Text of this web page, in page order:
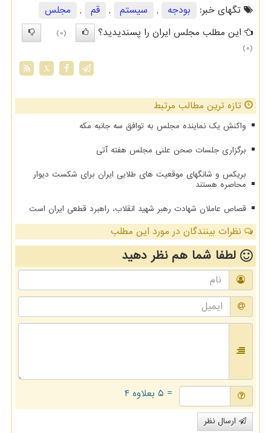
تگهای خبر:
بودجه , سیستم , قم ,
مجلس
این مطلب مجلس ایران را پسندیدید؟
(0)
(0)
X
تازه ترین مطالب مرتبط
واکنش یک نماینده مجلس به توافق سه جانبه مکه
برگزاری جلسات صحن علنی مجلس هفته آتی
بریکس و شانگهای موقعیت های طلایی ایران برای شکست دیوار
محاصره هستند
قصاص عاملان شهادت رهبر شهید انقلاب، راهبرد قطعی ایران است
نظرات بینندگان در مورد این مطلب
لطفا شما همنظر دهید
= ۵ بعلاوه ۴
ارسال نظر